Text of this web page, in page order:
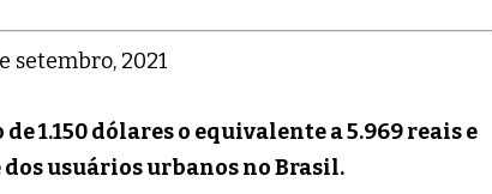
setembro, 2021
1.150 dólares o equivalente a 5.969 reais e
usuários urbanos no Brasil.